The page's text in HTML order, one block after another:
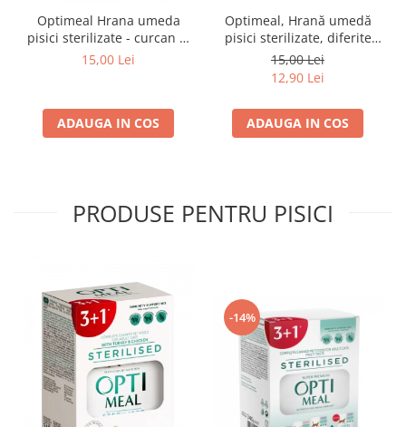
Optimeal Hrana umeda
pisici sterilizate - curcan si
pui in sos, set 3+1,
15,00 Lei
ADAUGA IN COS
Optimeal, Hrană umedă
pisici sterilizate, diferite
arome, (3+1), 0.34kg
15,00 Lei
12,90 Lei
ADAUGA IN COS
PRODUSE PENTRU PISICI
-14%